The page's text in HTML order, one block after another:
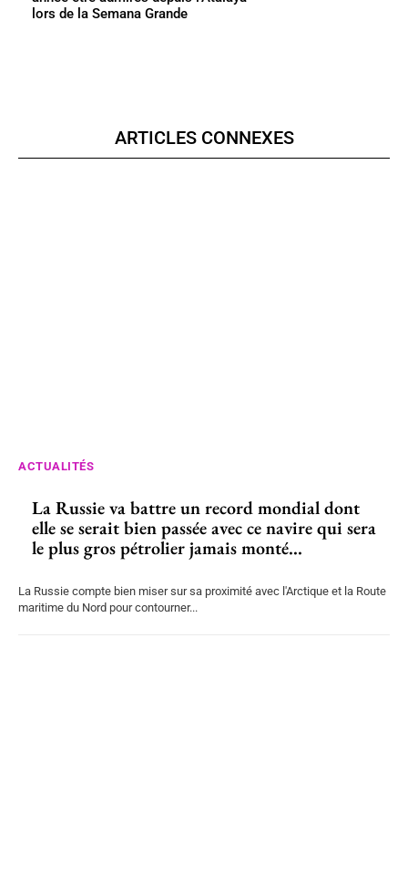
lors de la Semana Grande
ARTICLES CONNEXES
ACTUALITÉS
La Russie va battre un record mondial dont
elle se serait bien passée avec ce navire qui sera
le plus gros pétrolier jamais monté...
La Russie compte bien miser sur sa proximité avec l'Arctique et la Route
maritime du Nord pour contourner...